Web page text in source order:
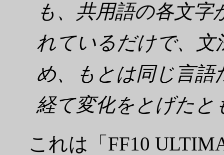
も、共用語の各文
れているだけで、文
め、もとは同じ言語
経て変化をとげたと
これは「FF10